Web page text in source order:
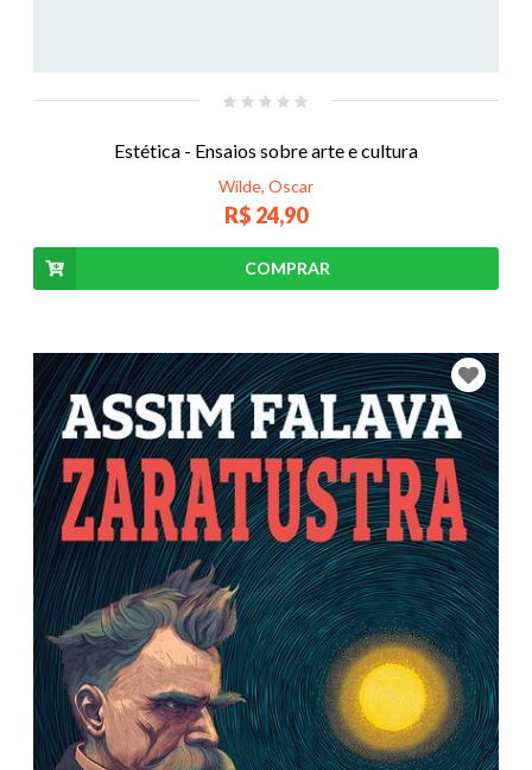
Estética - Ensaios sobre arte e cultura
Wilde, Oscar
R$ 24,90
COMPRAR